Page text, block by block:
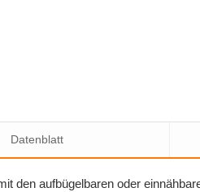
Datenblatt
den aufbügelbaren oder